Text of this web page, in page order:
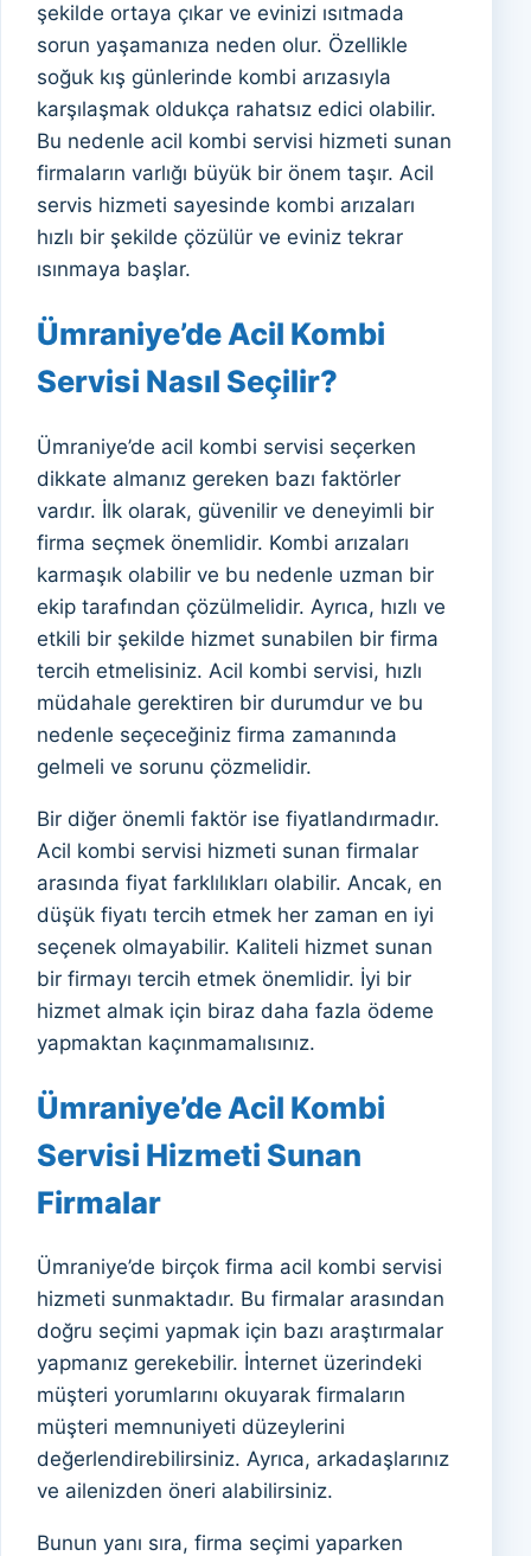
şekilde ortaya çıkar ve evinizi ısıtmada
sorun yaşamanıza neden olur. Özellikle
soğuk kış günlerinde kombi arızasıyla
karşılaşmak oldukça rahatsız edici olabilir.
Bu nedenle acil kombi servisi hizmeti sunan
firmaların varlığı büyük bir önem taşır. Acil
servis hizmeti sayesinde kombi arızaları
hızlı bir şekilde çözülür ve eviniz tekrar
ısınmaya başlar.
Ümraniye’de Acil Kombi
Servisi Nasıl Seçilir?
Ümraniye’de acil kombi servisi seçerken
dikkate almanız gereken bazı faktörler
vardır. İlk olarak, güvenilir ve deneyimli bir
firma seçmek önemlidir. Kombi arızaları
karmaşık olabilir ve bu nedenle uzman bir
ekip tarafından çözülmelidir. Ayrıca, hızlı ve
etkili bir şekilde hizmet sunabilen bir firma
tercih etmelisiniz. Acil kombi servisi, hızlı
müdahale gerektiren bir durumdur ve bu
nedenle seçeceğiniz firma zamanında
gelmeli ve sorunu çözmelidir.
Bir diğer önemli faktör ise fiyatlandırmadır.
Acil kombi servisi hizmeti sunan firmalar
arasında fiyat farklılıkları olabilir. Ancak, en
düşük fiyatı tercih etmek her zaman en iyi
seçenek olmayabilir. Kaliteli hizmet sunan
bir firmayı tercih etmek önemlidir. İyi bir
hizmet almak için biraz daha fazla ödeme
yapmaktan kaçınmamalısınız.
Ümraniye’de Acil Kombi
Servisi Hizmeti Sunan
Firmalar
Ümraniye’de birçok firma acil kombi servisi
hizmeti sunmaktadır. Bu firmalar arasından
doğru seçimi yapmak için bazı araştırmalar
yapmanız gerekebilir. İnternet üzerindeki
müşteri yorumlarını okuyarak firmaların
müşteri memnuniyeti düzeylerini
değerlendirebilirsiniz. Ayrıca, arkadaşlarınız
ve ailenizden öneri alabilirsiniz.
Bunun yanı sıra, firma seçimi yaparken